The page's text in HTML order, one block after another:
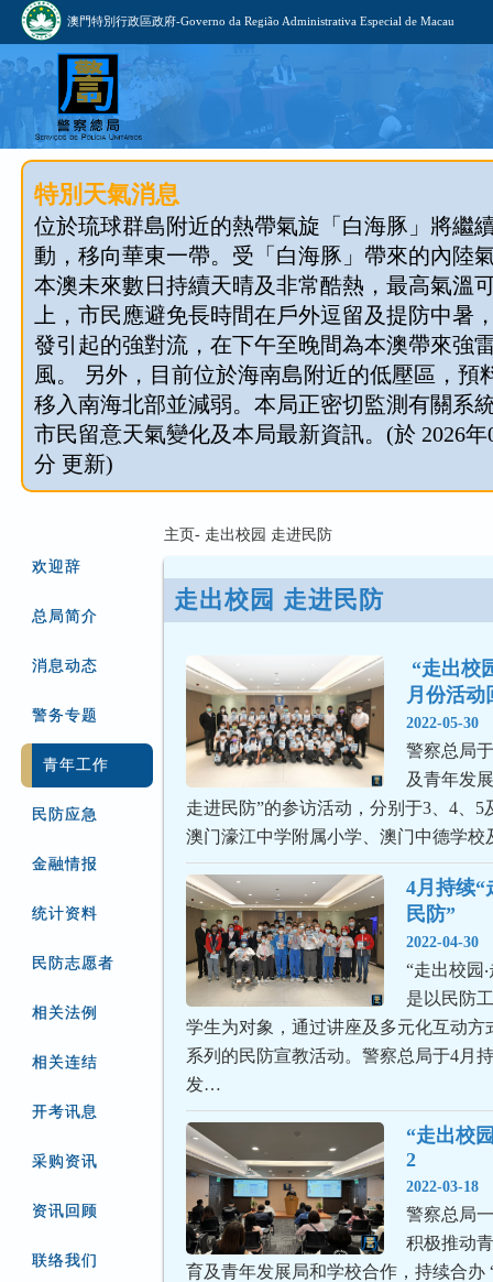
澳門特別行政區政府-Governo da Região Administrativa Especial de Macau
特別天氣消息
位於琉球群島附近的熱帶氣旋「白海豚」將繼
動，移向華東一帶。受「白海豚」帶來的內陸
本澳未來數日持續天晴及非常酷熱，最高氣溫
上，市民應避免長時間在戶外逗留及提防中暑
發引起的強對流，在下午至晚間為本澳帶來強
風。 另外，目前位於海南島附近的低壓區，預
移入南海北部並減弱。本局正密切監測有關系
市民留意天氣變化及本局最新資訊。(於 2026年
分 更新)
欢迎辞
总局简介
消息动态
警务专题
青年工作
民防应急
金融情报
统计资料
民防志愿者
相关法例
相关连结
开考讯息
采购资讯
资讯回顾
联络我们
主页- 走出校园 走进民防
走出校园 走进民防
月份活动
2022-05-30
警察总局
及青年发
走进民防”的参访活动，分别于3、4、5
澳门濠江中学附属小学、澳门中德学
4月持续“
民防”
2022-04-30
“走出校园
是以民防
学生为对象，通过讲座及多元化互动方
系列的民防宣教活动。警察总局于4月
发…
“走出校
2
2022-03-18
警察总局
积极推动
育及青年发展局和学校合作，持续合办